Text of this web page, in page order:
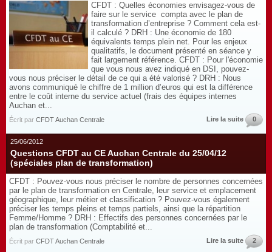
CFDT : Quelles économies envisagez-vous de
faire sur le service compta avec le plan de
transformation d’entreprise ? Comment cela est-
il calculé ? DRH : Une économie de 180
équivalents temps plein net. Pour les enjeux
qualitatifs, le document présenté en séance y
fait largement référence. CFDT : Pour l'économie
que vous nous avez indiqué en DSI, pouvez-
vous nous préciser le détail de ce qui a été valorisé ? DRH : Nous
avons communiqué le chiffre de 1 million d’euros qui est la différence
entre le coût interne du service actuel (frais des équipes internes
Auchan et...
Écrit par CFDT Auchan Centrale Lire la suite 0
25/06/2012
Questions CFDT au CE Auchan Centrale du 25/04/12
(spéciales plan de transformation)
CFDT : Pouvez-vous nous préciser le nombre de personnes concernées
par le plan de transformation en Centrale, leur service et emplacement
géographique, leur métier et classification ? Pouvez-vous également
préciser les temps pleins et temps partiels, ainsi que la répartition
Femme/Homme ? DRH : Effectifs des personnes concernées par le
plan de transformation (Comptabilité et...
Écrit par CFDT Auchan Centrale Lire la suite 2